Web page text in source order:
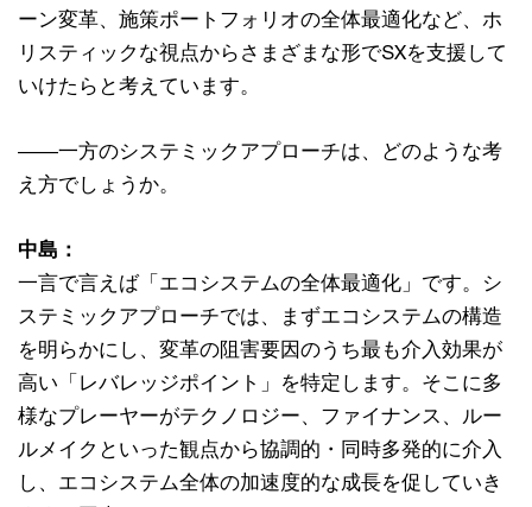
ーン変革、施策ポートフォリオの全体最適化など、ホ
リスティックな視点からさまざまな形でSXを支援して
いけたらと考えています。
――一方のシステミックアプローチは、どのような考
え方でしょうか。
中島：
一言で言えば「エコシステムの全体最適化」です。シ
ステミックアプローチでは、まずエコシステムの構造
を明らかにし、変革の阻害要因のうち最も介入効果が
高い「レバレッジポイント」を特定します。そこに多
様なプレーヤーがテクノロジー、ファイナンス、ルー
ルメイクといった観点から協調的・同時多発的に介入
し、エコシステム全体の加速度的な成長を促していき